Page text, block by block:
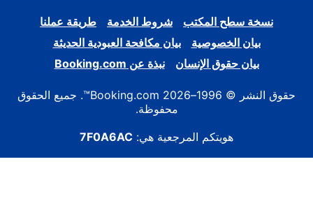
نسخة سطح المكتب شروط الخدمة
طريقة عملنا
بيان الخصوصية
بيان مكافحة العبودية الحديثة
بيان حقوق الإنسان
نبذة عن Booking.com
حقوق النشر © 1996–2026 Booking.com™. جميع الحقوق
محفوظة.
هويتكم المرجعية هي: 7F0A6AC